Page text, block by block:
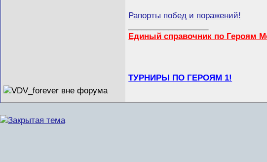
Рапорты побед и поражений!
Единый справочник по Героям
ТУРНИРЫ ПО ГЕРОЯМ 1!